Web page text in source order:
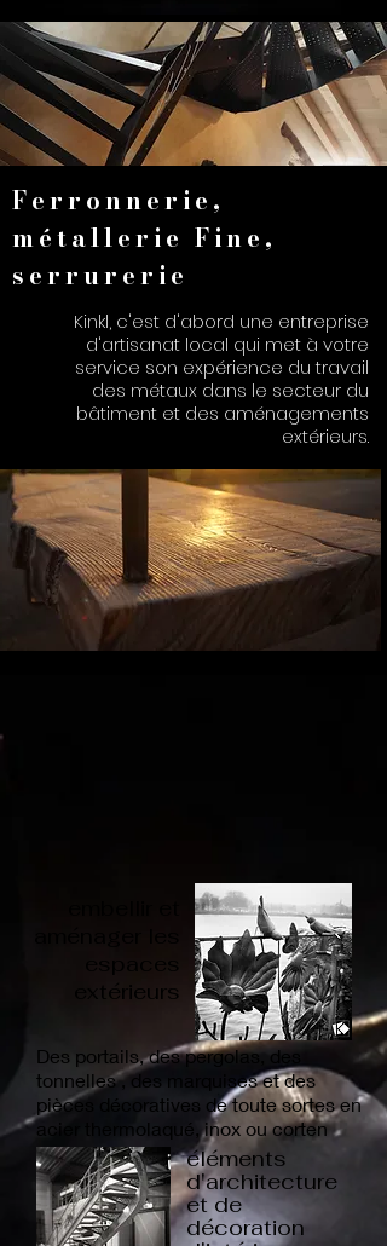
Ferronnerie,
métallerie Fine,
serrurerie
Kinkl, c'est d'abord une entreprise
d'artisanat local qui met à votre
service son expérience du travail
des métaux dans le secteur du
bâtiment et des aménagements
extérieurs.
extérieurs
Des portails, des pergolas, des
tonnelles , des marquises et des
pièces décoratives de toute sortes en
acier thermolaqué, inox ou corten
éléments
d'architecture
et de
décoration